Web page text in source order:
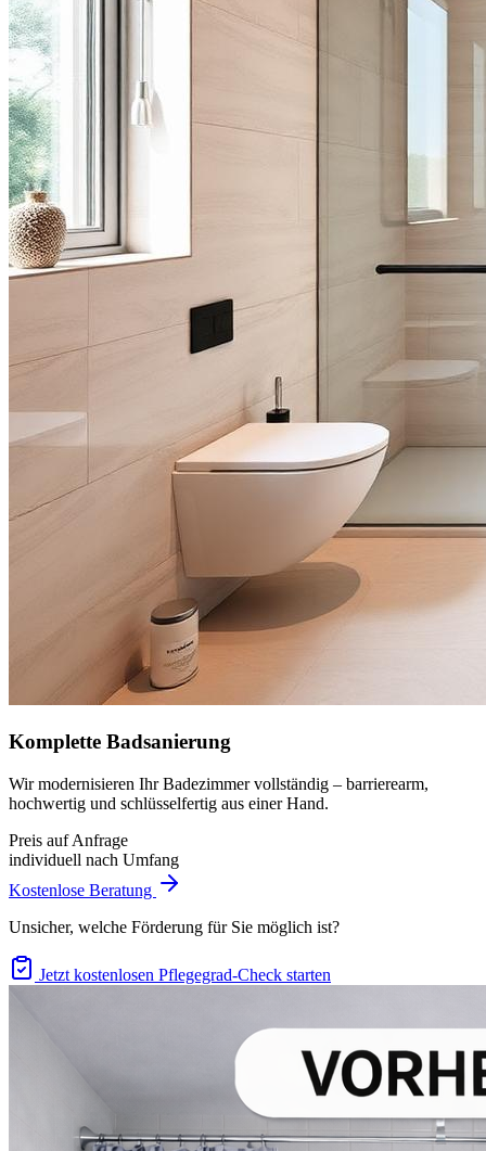
Komplette Badsanierung
Wir modernisieren Ihr Badezimmer vollständig – barrierearm,
hochwertig und schlüsselfertig aus einer Hand.
Preis auf Anfrage
individuell nach Umfang
Kostenlose Beratung
Unsicher, welche Förderung für Sie möglich ist?
Jetzt kostenlosen Pflegegrad-Check starten